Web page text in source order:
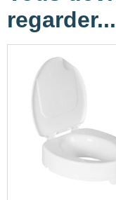
regarder...